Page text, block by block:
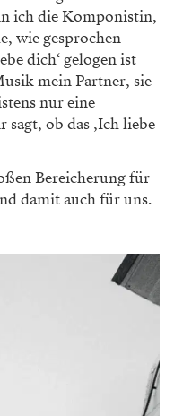
„Komödie mit
bringe doch
eine gewisse
wie die Menschen
Zeigen von Haut